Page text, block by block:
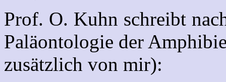
Prof. O. Kuhn schreibt
Paläontologie der
zusätzlich von mir):